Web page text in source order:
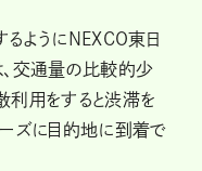
ようにNEXCO東日
、交通量の比較的少
利用をすると渋滞を
ズに目的地に到着で